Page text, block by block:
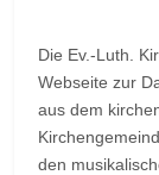
Die Ev.-Luth.
Webseite zur
aus dem
den